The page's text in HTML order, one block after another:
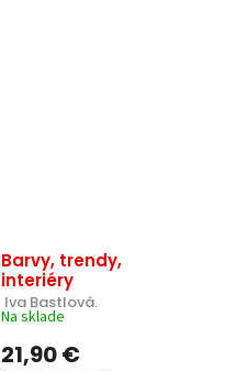
Barvy, trendy,
interiéry
Iva Bastlová.
Na sklade
21,90 €